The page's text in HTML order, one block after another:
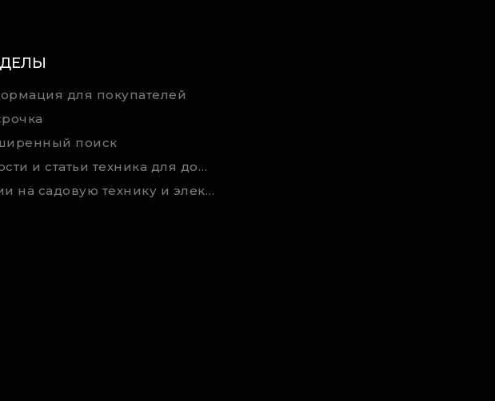
для покупателей
поиск
Новости и статьи техника для дома, сада и ремонта
Акции на садовую технику и электроинструмент на RSmarket.by